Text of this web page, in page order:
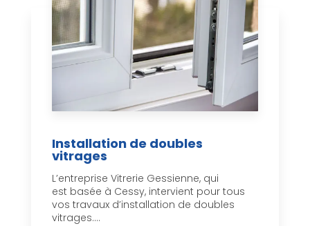
Installation de doubles
vitrages
L’entreprise Vitrerie Gessienne, qui
est basée à Cessy, intervient pour tous
vos travaux d’installation de doubles
vitrages....